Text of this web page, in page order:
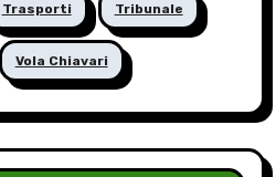
Trasporti Tribunale
Vola Chiavari